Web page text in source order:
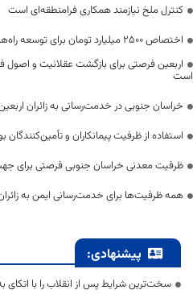
کنترل ملخ نیازمند همکاری فرامنطقه‌ای است
اختصاص 2500 میلیارد تومان برای توسعه راه‌های دوبانده خراسان جنوبی
اربعین فرصتی برای بازگشت عقلانیت و
است
خراسان جنوبی در خدمت‌رسانی به زائران
استفاده از ظرفیت پیمانکاران و تأمین‌کنندگان
ظرفیت معدنی خراسان جنوبی فرصتی برای
همه ظرفیت‌ها برای خدمت‌رسانی ایمن به
پیشنهادی:
سخت‌ترین شرایط پس از انقلاب را با